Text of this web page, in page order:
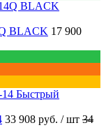
BLACK 17 900
Быстрый
33 908 руб. / шт 34